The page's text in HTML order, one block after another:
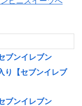
ブンイレブン
り【セブンイレブ
ブンイレブン